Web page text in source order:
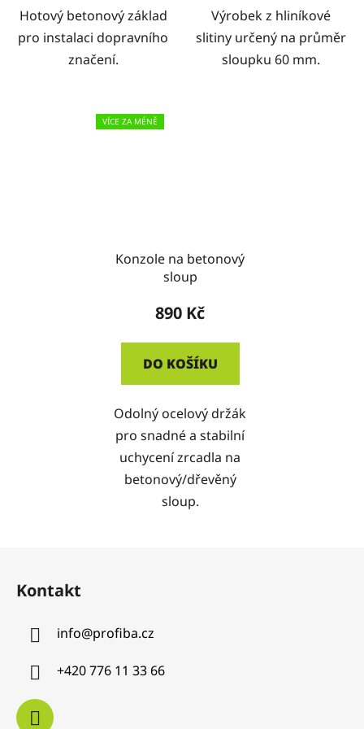
Hotový betonový základ
pro instalaci dopravního
značení.
Výrobek z hliníkové
slitiny určený na průměr
sloupku 60 mm.
VÍCE ZA MÉNĚ
Konzole na betonový
sloup
890 Kč
DO KOŠÍKU
Odolný ocelový držák
pro snadné a stabilní
uchycení zrcadla na
betonový/dřevěný
sloup.
Kontakt
info@profiba.cz
+420 776 11 33 66